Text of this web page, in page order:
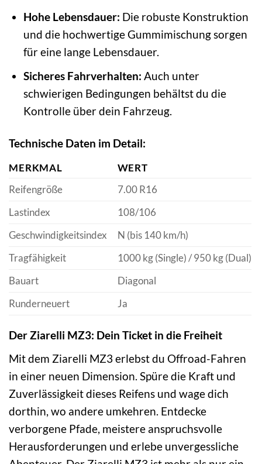
Hohe Lebensdauer: Die robuste Konstruktion
und die hochwertige Gummimischung sorgen
für eine lange Lebensdauer.
Sicheres Fahrverhalten: Auch unter
schwierigen Bedingungen behältst du die
Kontrolle über dein Fahrzeug.
Technische Daten im Detail:
MERKMAL
WERT
Reifengröße
7.00 R16
Lastindex
108/106
Geschwindigkeitsindex
N (bis 140 km/h)
Tragfähigkeit
1000 kg (Single) / 950 kg (Dual)
Bauart
Diagonal
Runderneuert
Ja
Der Ziarelli MZ3: Dein Ticket in die Freiheit
Mit dem Ziarelli MZ3 erlebst du Offroad-Fahren
in einer neuen Dimension. Spüre die Kraft und
Zuverlässigkeit dieses Reifens und wage dich
dorthin, wo andere umkehren. Entdecke
verborgene Pfade, meistere anspruchsvolle
Herausforderungen und erlebe unvergessliche